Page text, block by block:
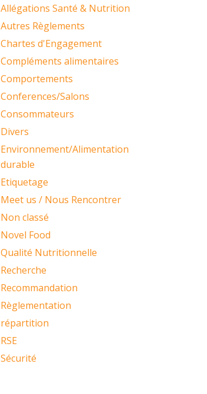
Allégations Santé & Nutrition
Autres Règlements
Chartes d'Engagement
Compléments alimentaires
Comportements
Conferences/Salons
Consommateurs
Divers
Environnement/Alimentation
durable
Etiquetage
Meet us / Nous Rencontrer
Non classé
Novel Food
Qualité Nutritionnelle
Recherche
Recommandation
Règlementation
répartition
RSE
Sécurité